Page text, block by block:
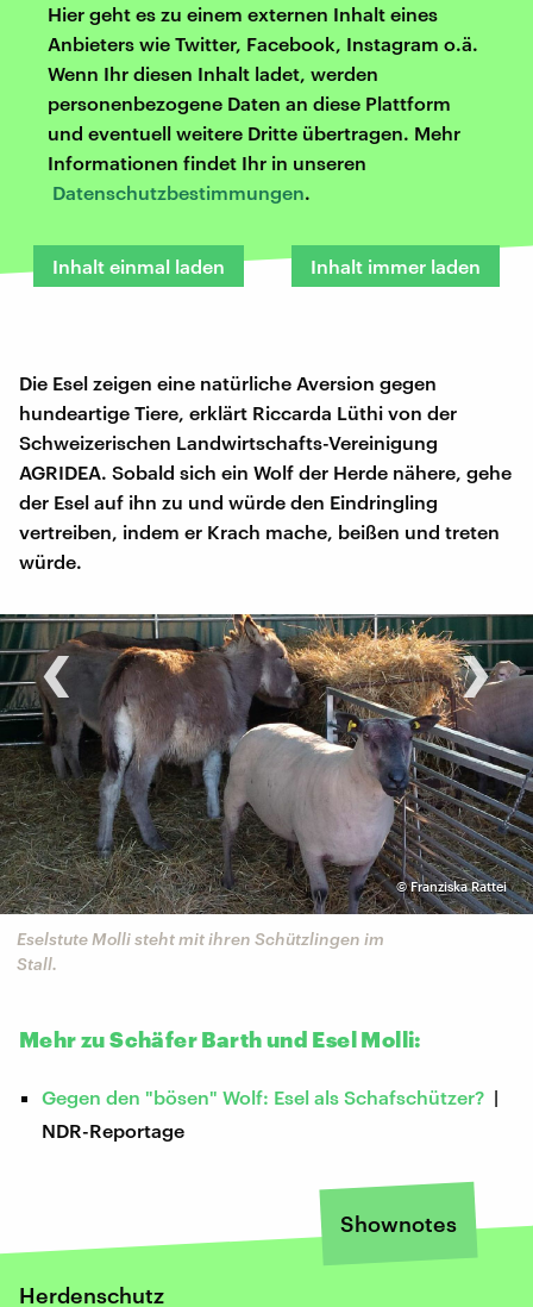
Hier geht es zu einem externen Inhalt eines
Anbieters wie Twitter, Facebook, Instagram o.ä.
Wenn Ihr diesen Inhalt ladet, werden
personenbezogene Daten an diese Plattform
und eventuell weitere Dritte übertragen. Mehr
Informationen findet Ihr in unseren
Datenschutzbestimmungen.
Inhalt einmal laden Inhalt immer laden
Die Esel zeigen eine natürliche Aversion gegen
hundeartige Tiere, erklärt Riccarda Lüthi von der
Schweizerischen Landwirtschafts-Vereinigung
AGRIDEA. Sobald sich ein Wolf der Herde nähere, gehe
der Esel auf ihn zu und würde den Eindringling
vertreiben, indem er Krach mache, beißen und treten
würde.
©Franziska Rattei
Eselstute Molli steht mit ihren Schützlingen im
Stall.
‹ ›
Mehr zu Schäfer Barth und Esel Molli:
Gegen den "bösen" Wolf: Esel als Schafschützer? |
NDR-Reportage
Shownotes
Herdenschutz